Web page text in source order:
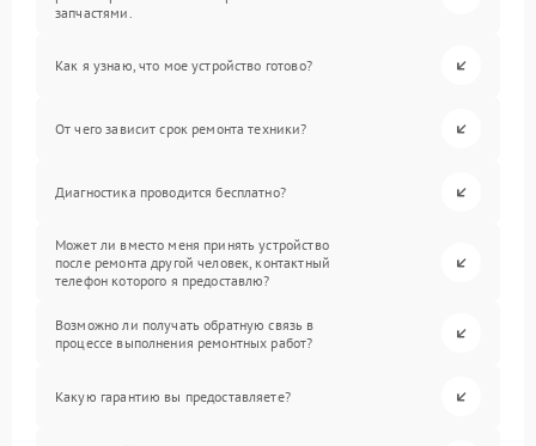
запчастями.
Как я узнаю, что мое устройство готово?
От чего зависит срок ремонта техники?
Диагностика проводится бесплатно?
Может ли вместо меня принять устройство
после ремонта другой человек, контактный
телефон которого я предоставлю?
Возможно ли получать обратную связь в
процессе выполнения ремонтных работ?
Какую гарантию вы предоставляете?